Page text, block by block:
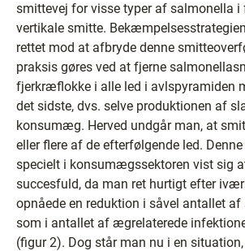
smittevej for visse typer af salmonella
vertikale smitte.
rettet mod at afbryde denne
praksis gøres ved at fjerne
fjerkræflokke i alle led i avlspyramiden
det sidste, dvs. selve produktionen af
konsumæg. Herved undgår man, at
eller flere af de efterfølgende led.
specielt i konsumægssektoren vist sig
succesfuld, da man ret hurtigt efter
opnåede en reduktion i såvel antallet
som i antallet af ægrelaterede
(figur 2). Dog står man nu i en